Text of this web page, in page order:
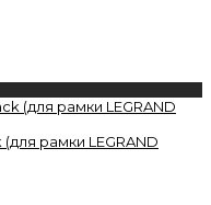
рамки LEGRAND